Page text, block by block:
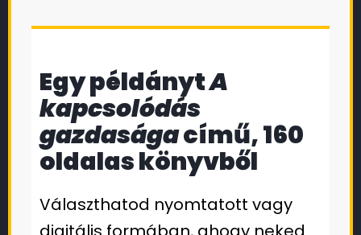
Egy példánytA
kapcsolódás
gazdaságacímű, 160
oldalas könyvből
Választhatod nyomtatott vagy